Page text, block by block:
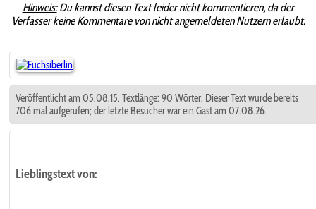
Hinweis:Du kannst diesen Text leider nicht kommentieren, da der
Verfasser keine Kommentare von nicht angemeldeten Nutzern erlaubt.
Veröffentlicht am 05.08.15. Textlänge: 90 Wörter. Dieser Text wurde bereits
706 mal aufgerufen; der letzte Besucher war ein Gast am 07.08.26.
Lieblingstextvon: